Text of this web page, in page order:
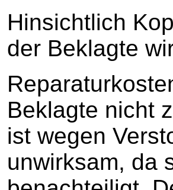
Hinsichtlich
der Beklagte
Beklagte nicht
ist wegen
unwirksam, da